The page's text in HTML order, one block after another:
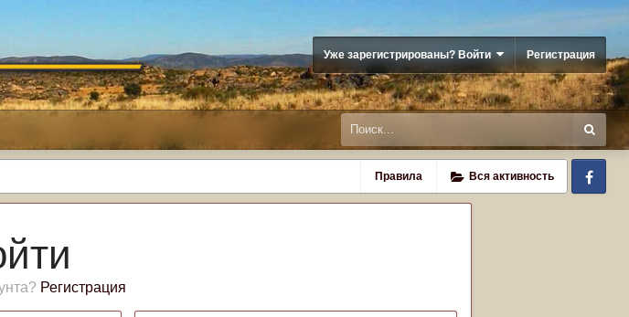
Уже зарегистрированы? Войти Регистрация
Правила Вся активность
Регистрация